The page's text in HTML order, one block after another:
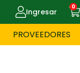
Ingresar 0
PROVEEDORES